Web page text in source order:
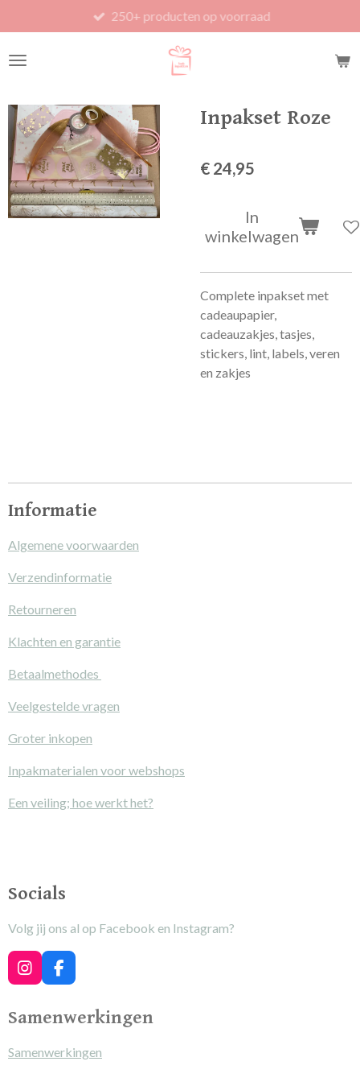
direct
naar
250+ producten op voorraad
Inpakset Roze
€ 24,95
In
winkelwagen
Complete inpakset met
cadeaupapier,
cadeauzakjes, tasjes,
stickers, lint, labels, veren
en zakjes
Informatie
Algemene voorwaarden
Verzendinformatie
Retourneren
Klachten en garantie
Betaalmethodes
Veelgestelde vragen
Groter inkopen
Inpakmaterialen voor webshops
Een veiling; hoe werkt het?
Socials
Volg jij ons al op Facebook en Instagram?
I
n
t
g
F
a
e
o
Samenwerkingen
Samenwerkingen